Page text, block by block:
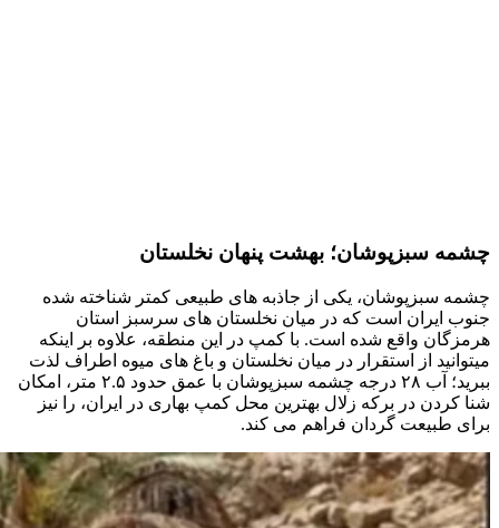
چشمه سبزپوشان؛ بهشت پنهان نخلستان
چشمه سبزپوشان، یکی از جاذبه های طبیعی کمتر شناخته شده
جنوب ایران است که در میان نخلستان های سرسبز استان
هرمزگان واقع شده است. با کمپ در این منطقه، علاوه بر اینکه
میتوانید از استقرار در میان نخلستان و باغ های میوه اطراف لذت
ببرید؛ آب ۲۸ درجه چشمه سبزپوشان با عمق حدود ۲.۵ متر، امکان
شنا کردن در برکه زلال بهترین محل کمپ بهاری در ایران، را نیز
برای طبیعت گردان فراهم می کند.